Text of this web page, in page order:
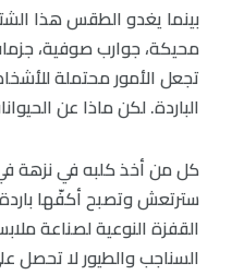
بينما يغدو الطقس هذا
محيكة، جوارب صوفية،
تجعل الأمور محتملة
الباردة. لكن ماذا عن
كل من أخذ كلبه في نزهة
سترتعش وتصبح أكفّها
القفزة النوعية لصناعة
السناجب والطيور لا